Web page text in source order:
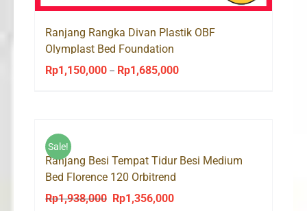
Ranjang Rangka Divan Plastik OBF
Olymplast Bed Foundation
Rp1,150,000 – Rp1,685,000Price
Sale!
Ranjang Besi Tempat Tidur Besi Medium
Bed Florence 120 Orbitrend
Rp1,938,000
Original
Rp1,356,000Current